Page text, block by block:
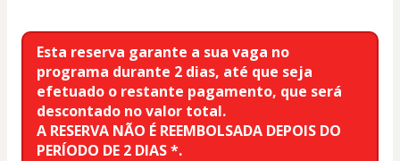
Esta reserva garante a sua vaga no
programa durante 2 dias, até que seja
efetuado o restante pagamento, que será
descontado no valor total.
A RESERVA NÃO É REEMBOLSADA DEPOIS DO
PERÍODO DE 2 DIAS *.